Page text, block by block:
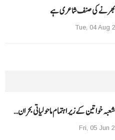
بھرنے کی صنف شاعری ہے
Tue, 04 Aug
خواتین کے زیر اہتمام ماحولیاتی بحران…
Fri, 05 Jun